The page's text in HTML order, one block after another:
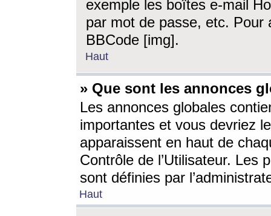
exemple les boîtes e-mail
par mot de passe, etc. Pour
BBCode [img].
Haut
» Que sont les annonces
Les annonces globales
importantes et vous devriez
apparaissent en haut de
Contrôle de l’Utilisateur. Les
sont définies par
Haut